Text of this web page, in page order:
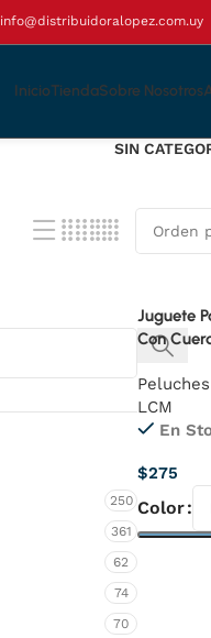
info@distribuidoralopez.com.uy
InicioTiendaSobre Nosotros
SIN
250
361
62
74
70
Juguete
Con
Peluches
LCM
En
$275
Color